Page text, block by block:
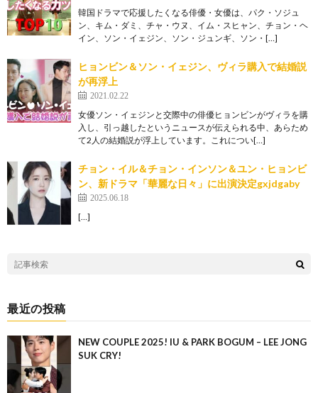
韓国ドラマで応援したくなる俳優・女優は、パク・ソジュ
ン、キム・ダミ、チャ・ウヌ、イム・スヒャン、チョン・ヘ
イン、ソン・イェジン、ソン・ジュンギ、ソン・[…]
ヒョンビン＆ソン・イェジン、ヴィラ購入で結婚説
が再浮上
2021.02.22
女優ソン・イェジンと交際中の俳優ヒョンビンがヴィラを購
入し、引っ越したというニュースが伝えられる中、あらため
て2人の結婚説が浮上しています。これについ[…]
チョン・イル＆チョン・インソン＆ユン・ヒョンビ
ン、新ドラマ「華麗な日々」に出演決定gxjdgaby
2025.06.18
[…]
最近の投稿
NEW COUPLE 2025! IU & PARK BOGUM – LEE JONG
SUK CRY!